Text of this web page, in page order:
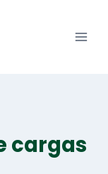
cargas